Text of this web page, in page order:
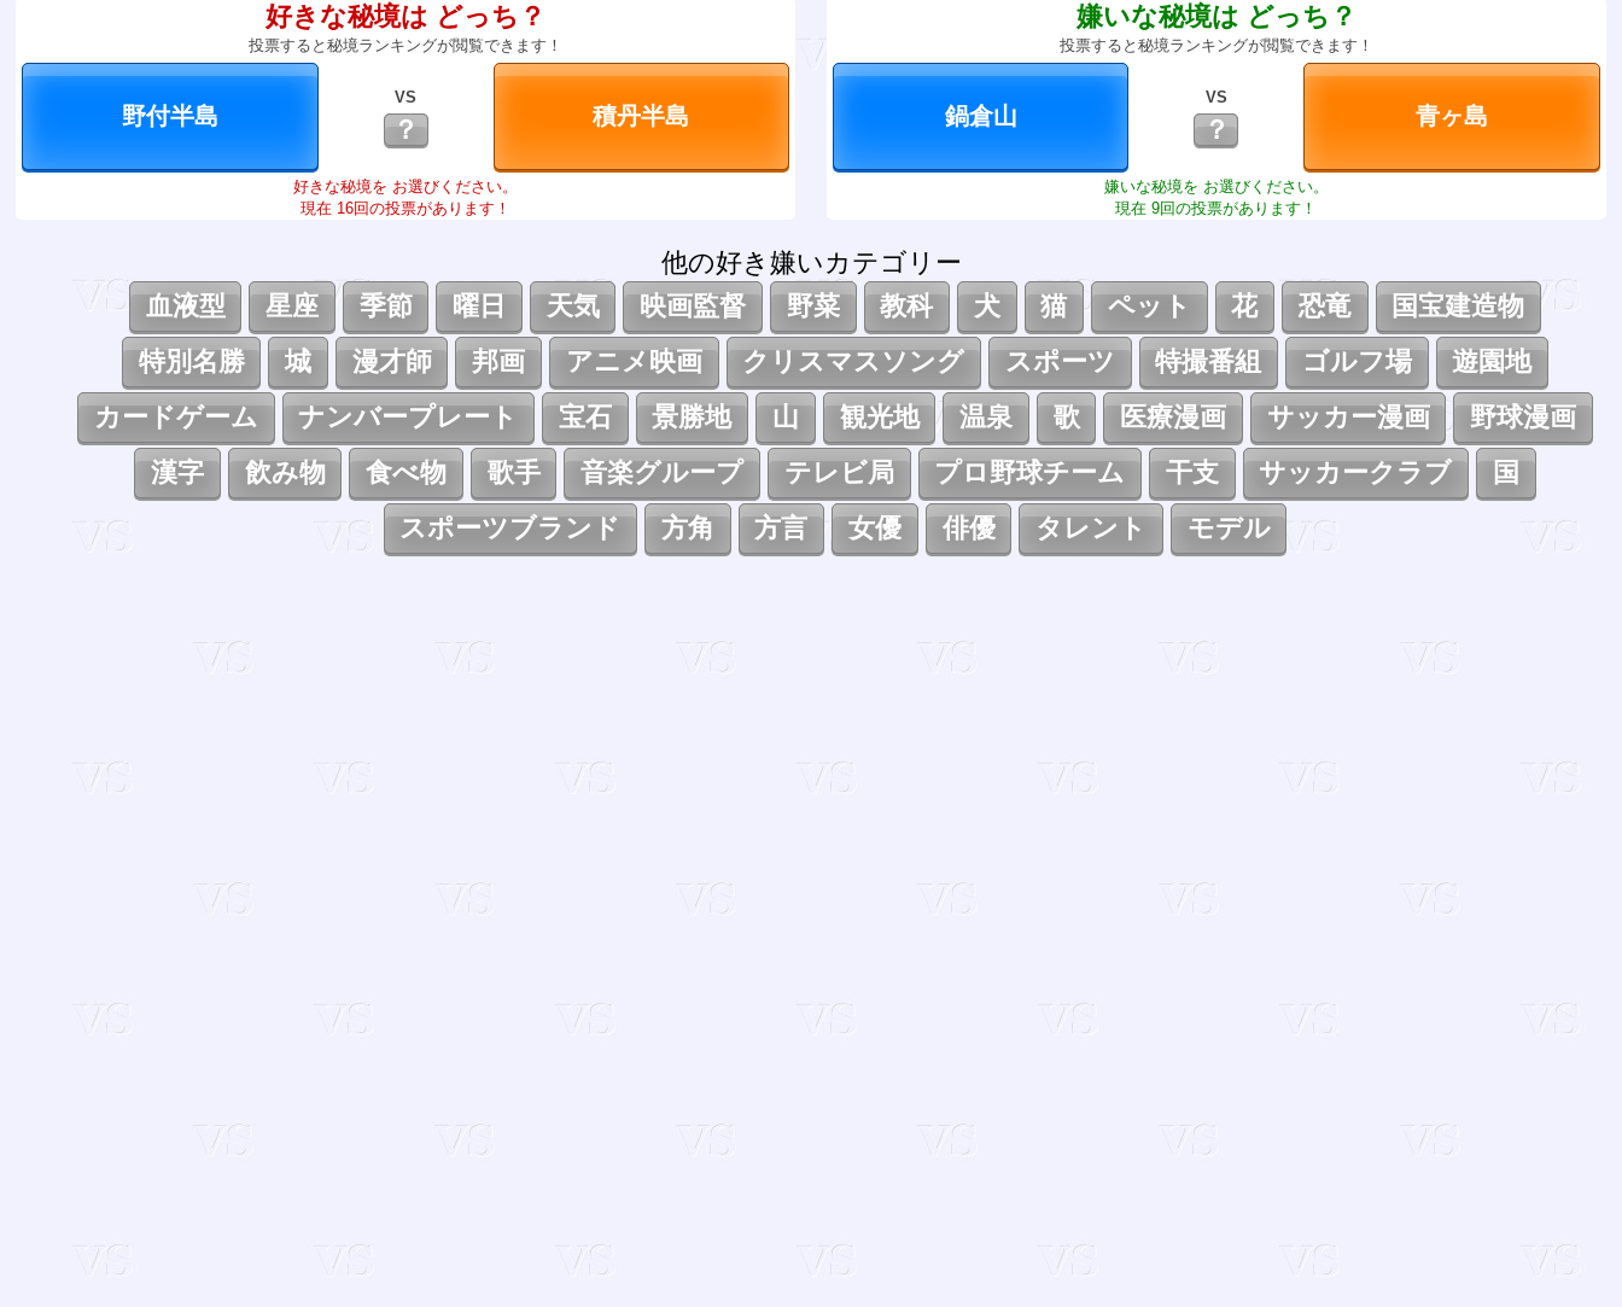
好きな秘境は どっち？
投票すると秘境ランキングが閲覧できます！
VS
？
好きな秘境を お選びください。
現在 16回の投票があります！
嫌いな秘境は どっち？
投票すると秘境ランキングが閲覧できます！
VS
？
嫌いな秘境を お選びください。
現在 9回の投票があります！
他の好き嫌いカテゴリー
血液型
星座 季節 曜日 天気 映画監督 野菜 教科 犬 猫 ペット 花 恐竜
国宝建造物
特別名勝
城 漫才師 邦画 アニメ映画 クリスマスソング スポーツ 特撮番組 ゴルフ場
遊園地
カードゲーム
ナンバープレート 宝石 景勝地 山 観光地 温泉 歌 医療漫画 サッカー漫画
野球漫画
漢字
飲み物 食べ物 歌手 音楽グループ テレビ局 プロ野球チーム 干支 サッカークラブ
国
スポーツブランド
方角 方言 女優 俳優 タレント モデル